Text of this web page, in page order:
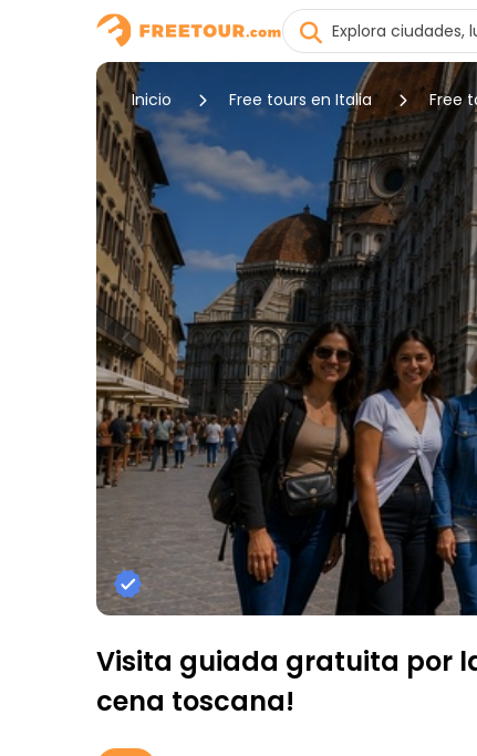
Inicio Free tours en Italia Free
Visita guiada gratuita por
cena toscana!